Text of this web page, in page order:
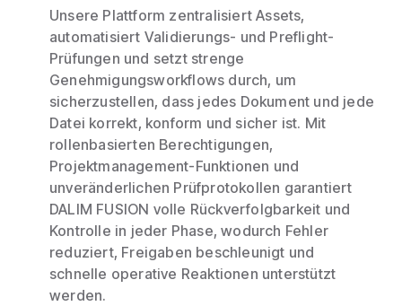
Unsere Plattform zentralisiert Assets,
automatisiert Validierungs- und Preflight-
Prüfungen und setzt strenge
Genehmigungsworkflows durch, um
sicherzustellen, dass jedes Dokument und jede
Datei korrekt, konform und sicher ist. Mit
rollenbasierten Berechtigungen,
Projektmanagement-Funktionen und
unveränderlichen Prüfprotokollen garantiert
DALIM FUSION volle Rückverfolgbarkeit und
Kontrolle in jeder Phase, wodurch Fehler
reduziert, Freigaben beschleunigt und
schnelle operative Reaktionen unterstützt
werden.